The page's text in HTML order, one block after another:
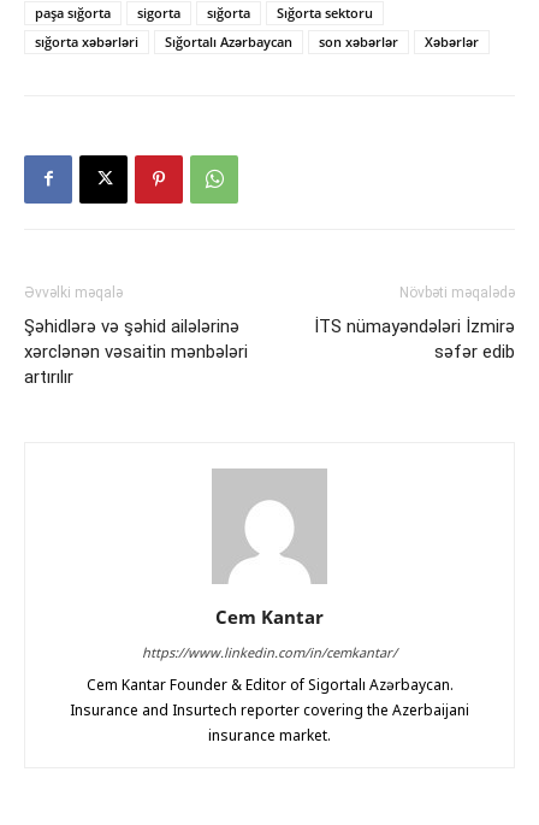
paşa sığorta
sigorta sığorta
Sığorta sektoru
sığorta xəbərləri
Sığortalı Azərbaycan son xəbərlər Xəbərlər
Əvvəlki məqalə
Şəhidlərə və şəhid ailələrinə
xərclənən vəsaitin mənbələri
artırılır
Növbəti məqalədə
İTS nümayəndələri İzmirə
səfər edib
Cem Kantar
https://www.linkedin.com/in/cemkantar/
Cem Kantar Founder & Editor of Sigortalı Azərbaycan.
Insurance and Insurtech reporter covering the Azerbaijani
insurance market.